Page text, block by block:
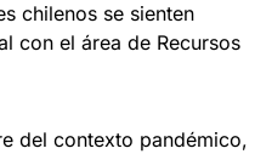
chilenos se sienten
con el área de Recursos
del contexto pandémico,